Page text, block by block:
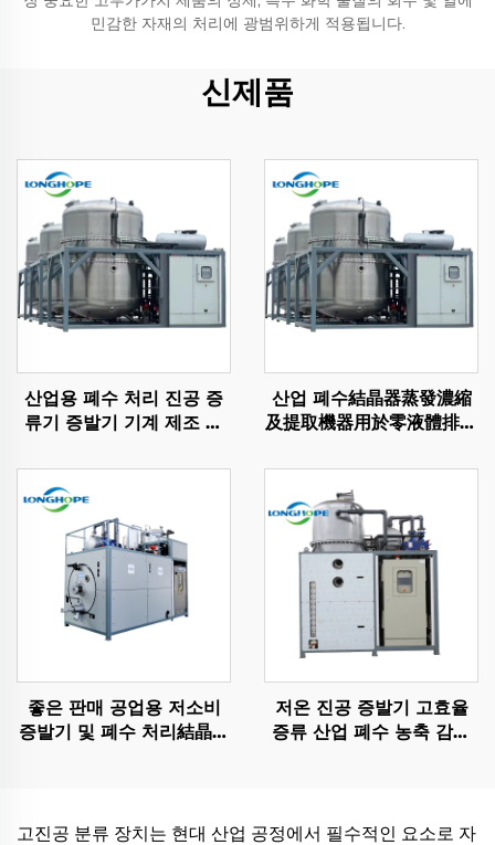
민감한 자재의 처리에 광범위하게 적용됩니다.
신제품
산업용 폐수 처리 진공 증
류기 증발기 기계 제조 공
산업 폐수結晶器蒸發濃縮
及提取機器用於零液體排放
좋은 판매 공업용 저소비
증발기 및 폐수 처리結晶화
저온 진공 증발기 고효율
증류 산업 폐수 농축 감소
고진공 분류 장치는 현대 산업 공정에서 필수적인 요소로 자